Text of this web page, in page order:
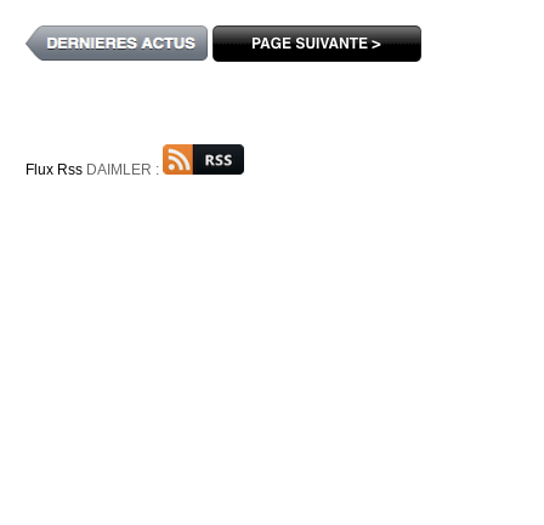
Flux Rss DAIMLER :